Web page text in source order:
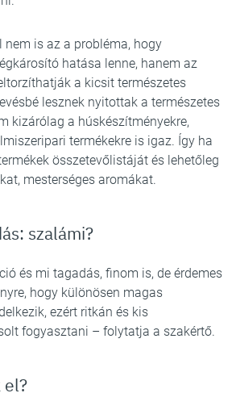
nem is az a probléma, hogy
hatása lenne, hanem az
a kicsit természetes
lesznek nyitottak a természetes
kizárólag a húskészítményekre,
termékekre is igaz. Így ha
összetevőlistáját és lehetőleg
mesterséges aromákat.
szalámi?
és mi tagadás, finom is, de érdemes
hogy különösen magas
ezért ritkán és kis
fogyasztani – folytatja a szakértő.
el?